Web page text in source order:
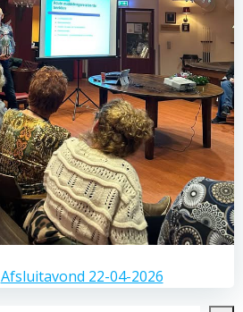
Afsluitavond 22-04-2026